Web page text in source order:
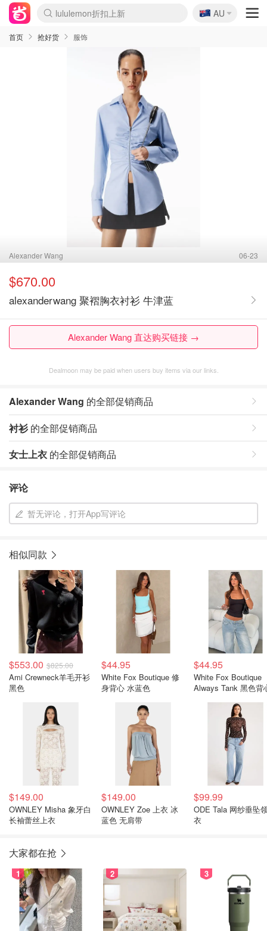
lululemon折扣上新
Sasa美妆护肤3.5折
SSENSE年中3折
FreshBeauty好价汇总
Cettire降价+叠9折
Farfetch折上8折
WWS Coles超市实拍
viagogo二手票捡漏
Myer清仓1折起
The Outnet奢牌1折起
David Jones 3折起
Flannels大牌1折
Perfumes Club护肤1折
AMIRO返校季6.2折
Oweek抽奖送Airpods
Amazon折扣汇总
eToro入金$200送$50
Amazon数码好物
ICONIC本周7.5折
ThedoubleF高奢地板价
Moose Knuckles 6折
丝芙兰5折起
EUFY官网3.7折起
Selenichast首饰2折
Trip机票酒店促销
YSL送5件彩妆礼
Amazon家居好物
BIGBANG巡演开票
David Jones时尚3折
Amazon美妆护肤
雅漾大喷$8
过敏原检测盒$33
伊索独家赠50ml沐浴露
科颜氏清仓3折
SEALIFE海洋馆门票6折
丝塔芙大白罐$16
订阅Newsletter送香薰
Cult Beauty 6.8折
Harrods圣诞日历2.3折
LN-CC奢牌私促3折
d'Alba空姐喷雾$16
EVE LOM套装逆天2折
Bernardelli独家4折
Adore Beauty 6折起
CT圣诞日历
Mytheresa奢品2.7折
Luxury Escapes 9折
Currentbody美容仪9折
卡诗9折+赠4件礼
MOON Garden Live
ALLSAINTS美衣3折
Roborock扫地机3.7折
Tingo Life水杯$24
Valentino官网5折
CR洗发护发6.3折
🇦🇺
AU
首页 抢好货 服饰
Alexander Wang 06-23
$670.00
alexanderwang 聚褶胸衣衬衫 牛津蓝
Alexander Wang 直达购买链接 →
Dealmoon may be paid when users buy items via our links.
Alexander Wang 的全部促销商品
衬衫的全部促销商品
女士上衣 的全部促销商品
评论
暂无评论，打开App写评论
相似同款
$553.00 $825.00
Ami Crewneck羊毛开衫
黑色
$44.95
White Fox Boutique 修
身背心 水蓝色
$44.95
White Fox Boutique
Always Tank 黑色背
$149.00
OWNLEY Misha 象牙白
长袖蕾丝上衣
$149.00
OWNLEY Zoe 上衣 冰
蓝色 无肩带
$99.99
ODE Tala 网纱垂坠
衣
大家都在抢
1 2 3